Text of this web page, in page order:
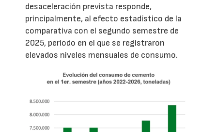
desaceleración prevista responde,
principalmente, al efecto estadístico de la
comparativa con el segundo semestre de
2025, período en el que se registraron
elevados niveles mensuales de consumo.